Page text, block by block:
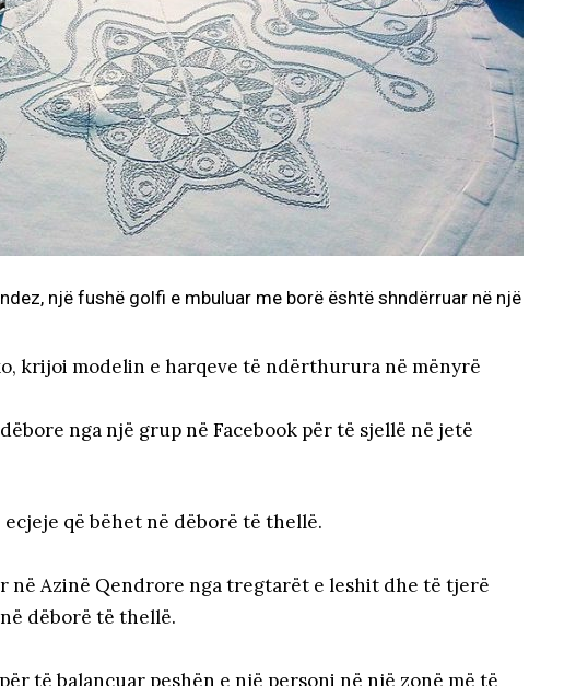
një fushë golfi e mbuluar me borë është shndërruar në një
krijoi modelin e harqeve të ndërthurura në mënyrë
nga një grup në Facebook për të sjellë në jetë
që bëhet në dëborë të thellë.
në Azinë Qendrore nga tregtarët e leshit dhe të tjerë
dëborë të thellë.
të balancuar peshën e një personi në një zonë më të